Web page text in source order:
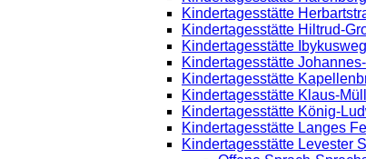
Kindertagesstätte
Kindertagesstätte Hiltrud-
Kindertagesstätte
Kindertagesstätte
Kindertagesstätte
Kindertagesstätte Klaus-
Kindertagesstätte König-
Kindertagesstätte Langes
Kindertagesstätte Levester